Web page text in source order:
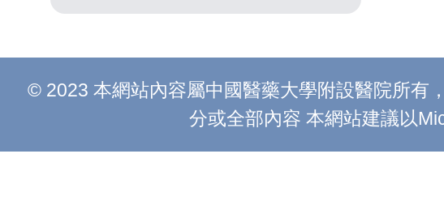
© 2023 本網站內容屬中國醫藥大學附設醫院所有
分或全部內容 本網站建議以